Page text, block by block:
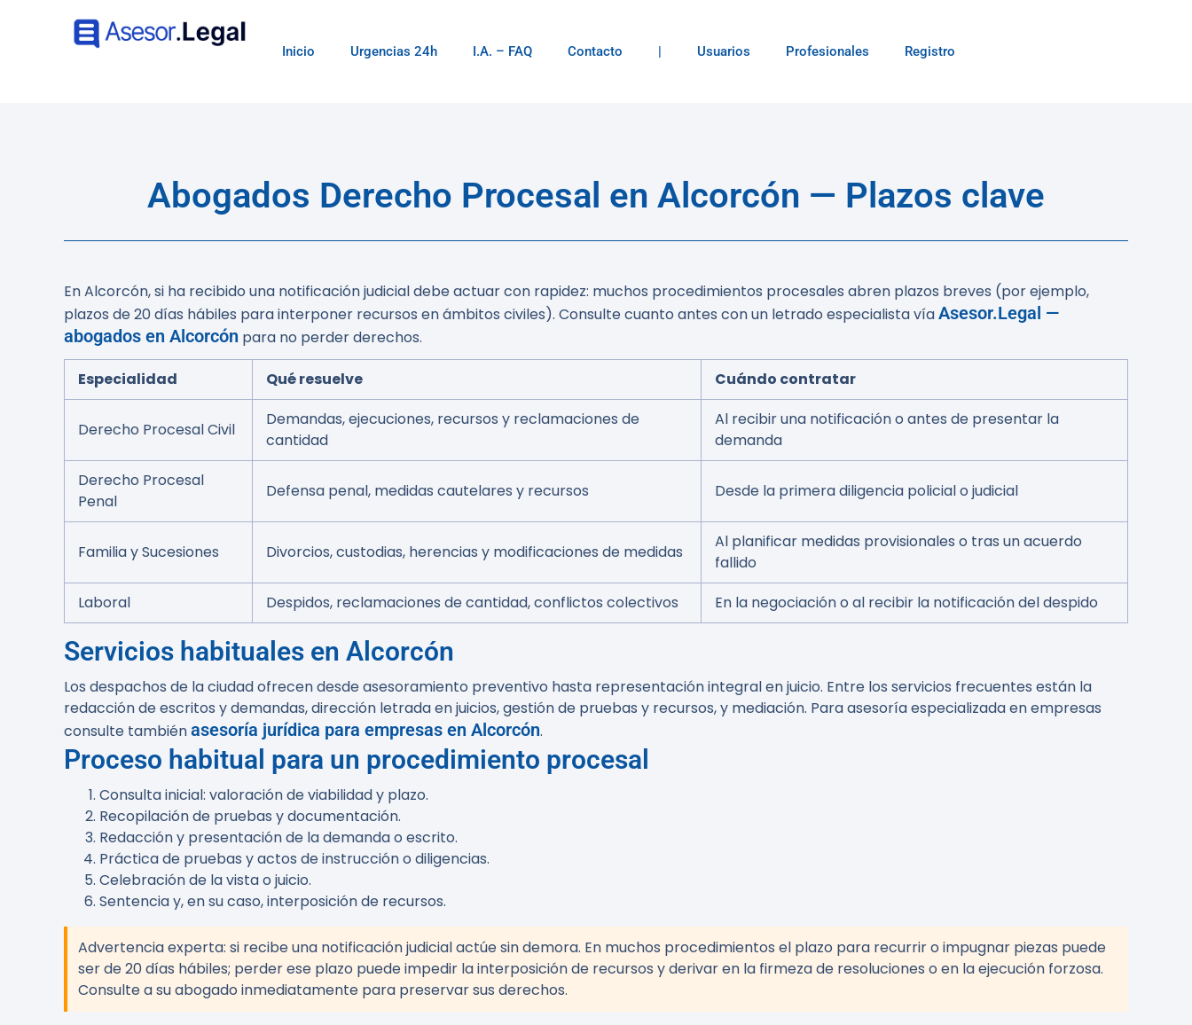
Inicio Urgencias 24h I.A. – FAQ Contacto | Usuarios Profesionales Registro
Abogados Derecho Procesal en Alcorcón — Plazos clave
En Alcorcón, si ha recibido una notificación judicial debe actuar con rapidez: muchos procedimientos procesales abren plazos breves (por ejemplo,
plazos de 20 días hábiles para interponer recursos en ámbitos civiles). Consulte cuanto antes con un letrado especialista víaAsesor.Legal —
abogados en Alcorcón para no perder derechos.
Especialidad Qué resuelve Cuándo contratar
Derecho Procesal Civil
Demandas, ejecuciones, recursos y reclamaciones de
cantidad
Al recibir una notificación o antes de presentar la
demanda
Derecho Procesal
Penal
Defensa penal, medidas cautelares y recursos Desde la primera diligencia policial o judicial
Familia y Sucesiones Divorcios, custodias, herencias y modificaciones de medidas
Al planificar medidas provisionales o tras un acuerdo
fallido
Laboral
Despidos, reclamaciones de cantidad, conflictos colectivos En la negociación o al recibir la notificación del despido
Servicios habituales en Alcorcón
Los despachos de la ciudad ofrecen desde asesoramiento preventivo hasta representación integral en juicio. Entre los servicios frecuentes están la
redacción de escritos y demandas, dirección letrada en juicios, gestión de pruebas y recursos, y mediación. Para asesoría especializada en empresas
consulte tambiénasesoría jurídica para empresas en Alcorcón.
Proceso habitual para un procedimiento procesal
Consulta inicial: valoración de viabilidad y plazo.
Recopilación de pruebas y documentación.
Redacción y presentación de la demanda o escrito.
Práctica de pruebas y actos de instrucción o diligencias.
Celebración de la vista o juicio.
Sentencia y, en su caso, interposición de recursos.
Advertencia experta: si recibe una notificación judicial actúe sin demora. En muchos procedimientos el plazo para recurrir o impugnar piezas puede
ser de 20 días hábiles; perder ese plazo puede impedir la interposición de recursos y derivar en la firmeza de resoluciones o en la ejecución forzosa.
Consulte a su abogado inmediatamente para preservar sus derechos.